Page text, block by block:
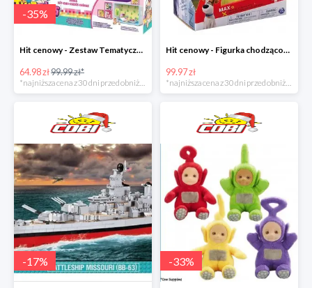
-35%
Hit cenowy - Zestaw Tematyczny Twozies
64.98 zł99.99 zł*
*najniższa cena z 30 dni przed obniżką
Hit cenowy - Figurka chodząco-mówiąca Secret Life of Pets
99.97 zł
*najniższa cena z 30 dni przed obniżką
-17% -33%